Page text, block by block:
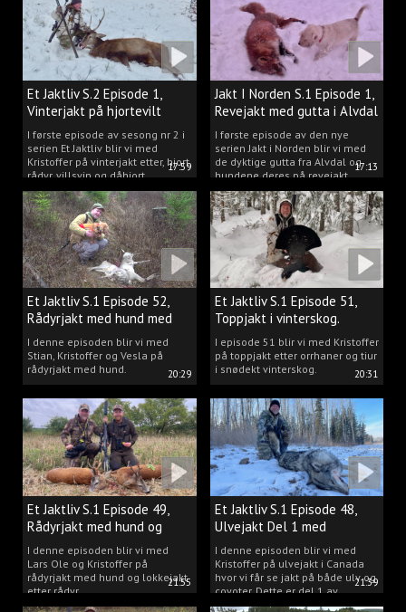
17:59
Et Jaktliv S.2 Episode 1,
Vinterjakt på hjortevilt
I første episode av sesong nr 2 i
serien Et Jaktliv blir vi med
Kristoffer på vinterjakt etter, hjort,
rådyr, villsvin og dåhjort.
17:13
Jakt I Norden S.1 Episode 1,
Revejakt med gutta i Alvdal
I første episode av den nye
serien Jakt i Norden blir vi med
de dyktige gutta fra Alvdal og
hundene deres på revejakt.
20:29
Et Jaktliv S.1 Episode 52,
Rådyrjakt med hund med
Stian, Kristoffer og Vesla
I denne episoden blir vi med
Stian, Kristoffer og Vesla på
rådyrjakt med hund.
20:31
Et Jaktliv S.1 Episode 51,
Toppjakt i vinterskog.
I episode 51 blir vi med Kristoffer
på toppjakt etter orrhaner og tiur
i snødekt vinterskog.
21:55
Et Jaktliv S.1 Episode 49,
Rådyrjakt med hund og
lokkejakt.
I denne episoden blir vi med
Lars Ole og Kristoffer på
rådyrjakt med hund og lokkejakt
etter rådyr.
21:39
Et Jaktliv S.1 Episode 48,
Ulvejakt Del 1 med
Kristoffer Clausen.
I denne episoden blir vi med
Kristoffer på ulvejakt i Canada
hvor vi får se jakt på både ulv og
coyoter. Dette er del 1 av
ulvejakten.